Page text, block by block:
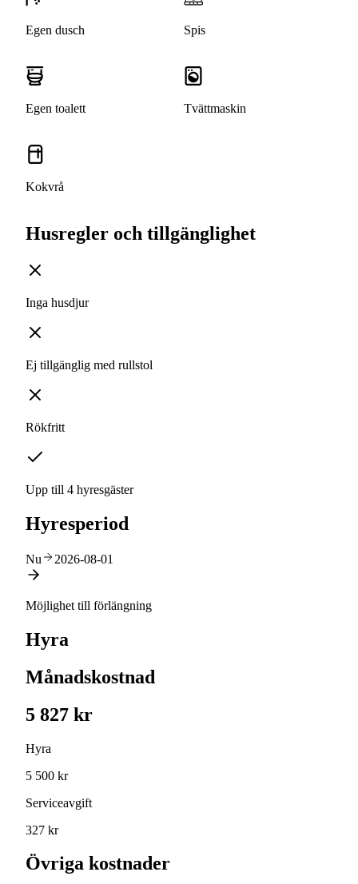
Egen dusch Spis
Egen toalett Tvättmaskin
Kokvrå
Husregler och tillgänglighet
Inga husdjur
Ej tillgänglig med rullstol
Rökfritt
Upp till 4 hyresgäster
Hyresperiod
Nu 2026-08-01
Möjlighet till förlängning
Hyra
Månadskostnad
5 827 kr
Hyra
5 500 kr
Serviceavgift
327 kr
Övriga kostnader